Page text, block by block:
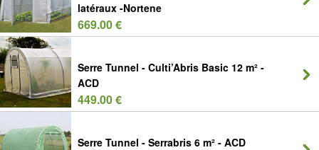
latéraux -Nortene
669.00 €
Serre Tunnel - Culti’Abris Basic 12 m² -
ACD
449.00 €
Serre Tunnel - Serrabris 6 m² - ACD